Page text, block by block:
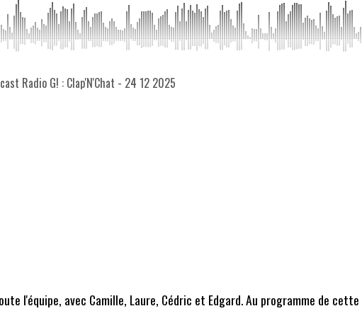
Radio G! : Clap'N'Chat - 24 12 2025
l'équipe, avec Camille, Laure, Cédric et Edgard. Au programme de cette